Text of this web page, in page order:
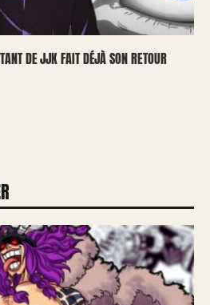
DE JJK FAIT DÉJÀ SON RETOUR